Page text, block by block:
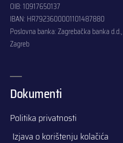
OIB: 10917650137
IBAN: HR7923600001101487880
Poslovna banka: Zagrebačka banka
Zagreb
Dokumenti
Politika privatnosti
Izjava o korištenju kolačića